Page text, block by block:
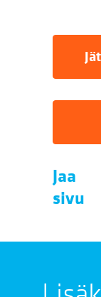
Jaa
sivu